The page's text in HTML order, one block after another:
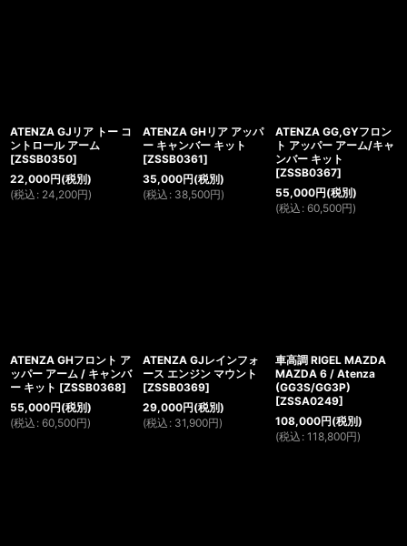
ATENZA GJリア トー コ
ントロール アーム
[ZSSB0350]
22,000円(税別)
(税込 : 24,200円)
ATENZA GHリア アッパ
ー キャンバー キット
[ZSSB0361]
35,000円(税別)
(税込 : 38,500円)
ATENZA GG,GYフロン
ト アッパー アーム/キャ
ンバー キット
[ZSSB0367]
55,000円(税別)
(税込 : 60,500円)
ATENZA GHフロント ア
ッパー アーム / キャンバ
ー キット [ZSSB0368]
55,000円(税別)
(税込 : 60,500円)
ATENZA GJレインフォ
ース エンジン マウント
[ZSSB0369]
29,000円(税別)
(税込 : 31,900円)
車高調 RIGEL MAZDA
MAZDA 6 / Atenza
(GG3S/GG3P)
[ZSSA0249]
108,000円(税別)
(税込 : 118,800円)